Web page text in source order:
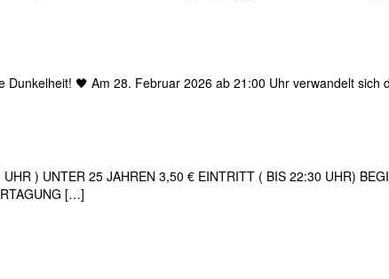
🖤 Am 28. Februar 2026 ab 21:00 Uhr verwandelt
) UNTER 25 JAHREN 3,50 € EINTRITT ( BIS 22:30 UHR)
[…]